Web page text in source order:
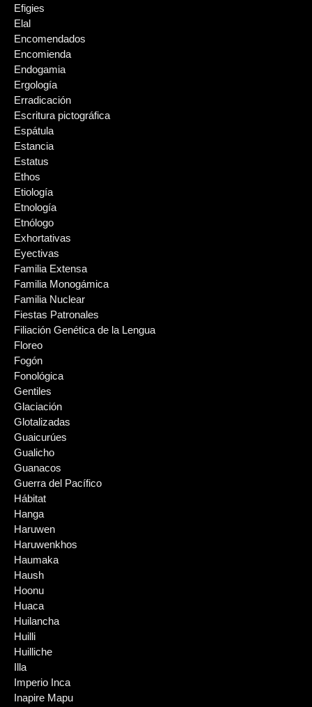
Efigies
Elal
Encomendados
Encomienda
Endogamia
Ergología
Erradicación
Escritura pictográfica
Espátula
Estancia
Estatus
Ethos
Etiología
Etnología
Etnólogo
Exhortativas
Eyectivas
Familia Extensa
Familia Monogámica
Familia Nuclear
Fiestas Patronales
Filiación Genética de la Lengua
Floreo
Fogón
Fonológica
Gentiles
Glaciación
Glotalizadas
Guaicurúes
Gualicho
Guanacos
Guerra del Pacífico
Hábitat
Hanga
Haruwen
Haruwenkhos
Haumaka
Haush
Hoonu
Huaca
Huilancha
Huilli
Huilliche
Illa
Imperio Inca
Inapire Mapu